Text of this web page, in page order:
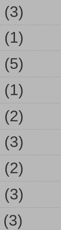
(3)
(1)
(5)
(1)
(2)
(3)
(2)
(3)
(3)